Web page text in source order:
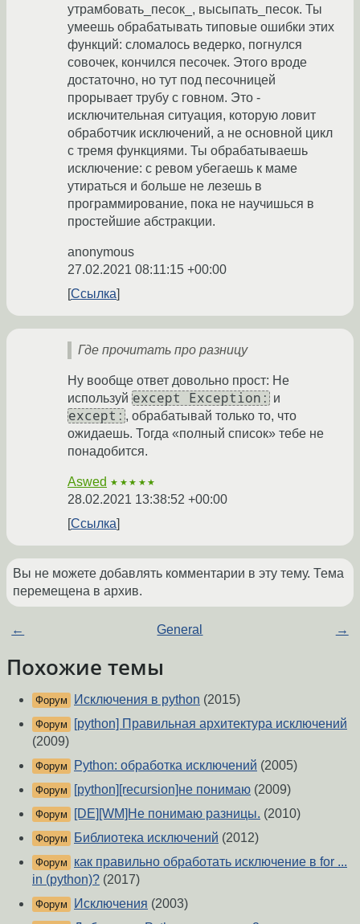
утрамбовать_песок_, высыпать_песок. Ты
умеешь обрабатывать типовые ошибки этих
функций: сломалось ведерко, погнулся
совочек, кончился песочек. Этого вроде
достаточно, но тут под песочницей
прорывает трубу с говном. Это -
исключительная ситуация, которую ловит
обработчик исключений, а не основной цикл
с тремя функциями. Ты обрабатываешь
исключение: с ревом убегаешь к маме
утираться и больше не лезешь в
программирование, пока не научишься в
простейшие абстракции.
anonymous
27.02.2021 08:11:15 +00:00
Ссылка
Где прочитать про разницу
Ну вообще ответ довольно прост: Не
используй except Exception: и
except: , обрабатывай только то, что
ожидаешь. Тогда «полный список» тебе не
понадобится.
Aswed ★★★★★
28.02.2021 13:38:52 +00:00
Ссылка
Вы не можете добавлять комментарии в эту тему. Тема
перемещена в архив.
← General →
Похожие темы
Форум Исключения в python (2015)
Форум
[python] Правильная архитектура исключений
(2009)
Форум Python: обработка исключений (2005)
Форум [python][recursion]не понимаю (2009)
Форум [DE][WM]Не понимаю разницы. (2010)
Форум Библиотека исключений (2012)
Форум
как правильно обработать исключение в for ...
in (python)? (2017)
Форум Исключения (2003)